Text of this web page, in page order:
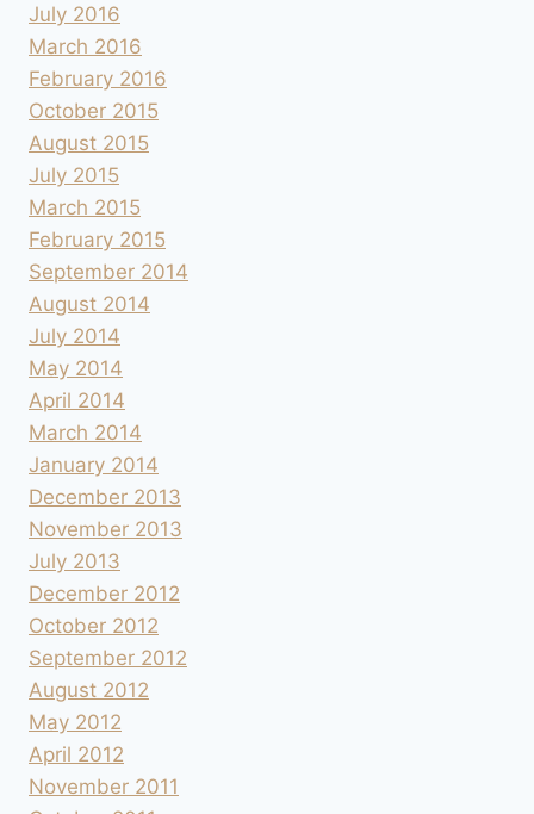
July 2016
March 2016
February 2016
October 2015
August 2015
July 2015
March 2015
February 2015
September 2014
August 2014
July 2014
May 2014
April 2014
March 2014
January 2014
December 2013
November 2013
July 2013
December 2012
October 2012
September 2012
August 2012
May 2012
April 2012
November 2011